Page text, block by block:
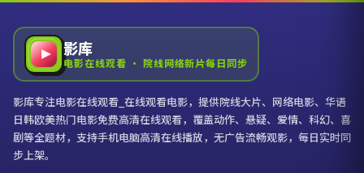
影库
电影在线观看 · 院线网络新片每日同步
影库专注电影在线观看_在线观看电影，提供院线大片、网络电影、华语
日韩欧美热门电影免费高清在线观看，覆盖动作、悬疑、爱情、科幻、喜
剧等全题材，支持手机电脑高清在线播放，无广告流畅观影，每日实时同
步上架。